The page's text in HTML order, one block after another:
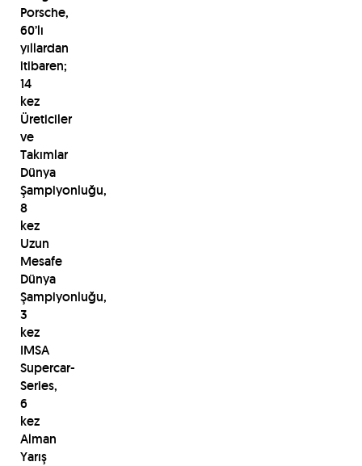
Porsche,
60’lı
yıllardan
itibaren;
14
kez
Üreticiler
ve
Takımlar
Dünya
Şampiyonluğu,
8
kez
Uzun
Mesafe
Dünya
Şampiyonluğu,
3
kez
IMSA
Supercar-
Series,
6
kez
Alman
Yarış